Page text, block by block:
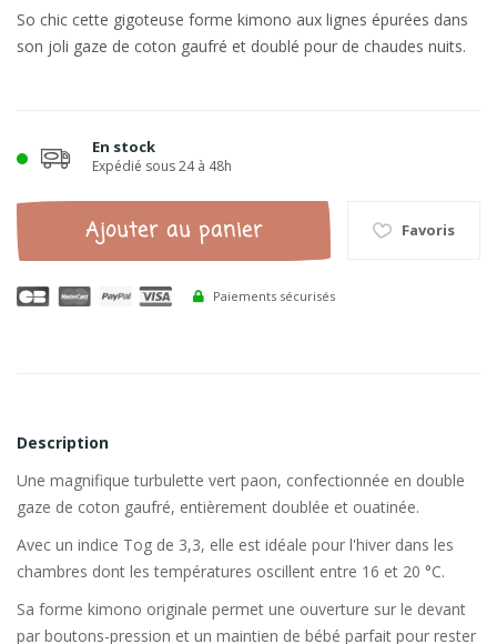
So chic cette gigoteuse forme kimono aux lignes épurées dans
son joli gaze de coton gaufré et doublé pour de chaudes nuits.
En stock
Expédié sous 24 à 48h
Ajouter au panier Favoris
Paiements sécurisés
Description
Une magnifique turbulette vert paon, confectionnée en double
gaze de coton gaufré, entièrement doublée et ouatinée.
Avec un indice Tog de 3,3, elle est idéale pour l'hiver dans les
chambres dont les températures oscillent entre 16 et 20 °C.
Sa forme kimono originale permet une ouverture sur le devant
par boutons-pression et un maintien de bébé parfait pour rester